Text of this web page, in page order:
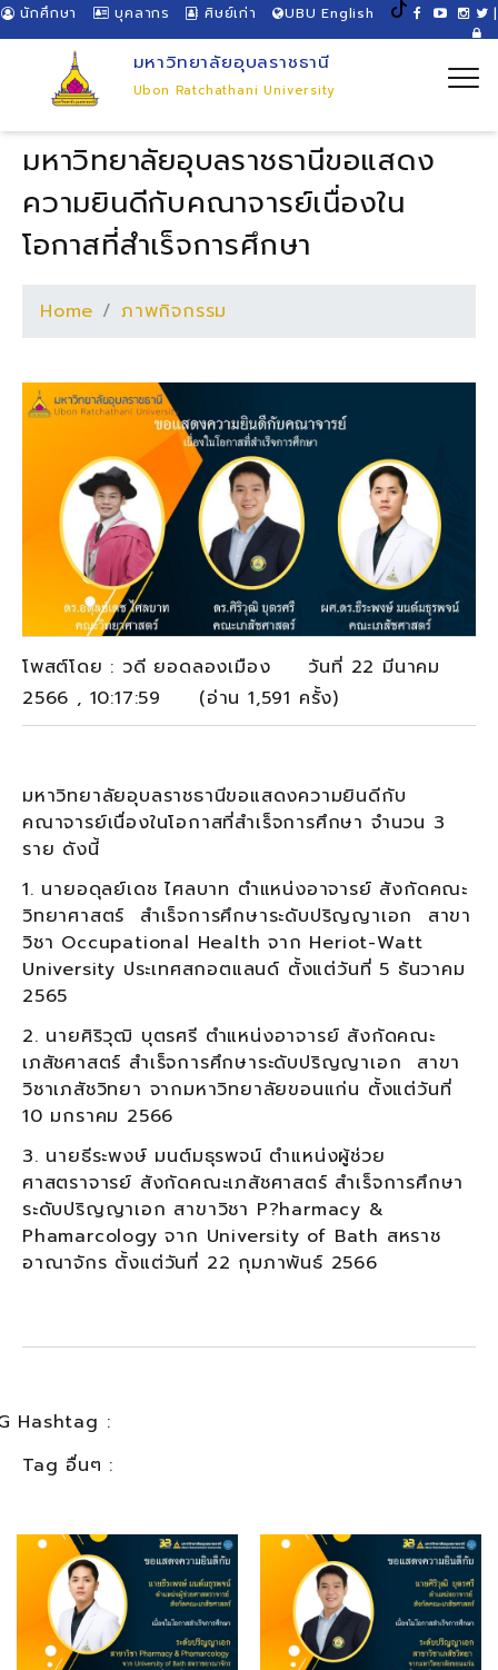
นักศึกษา บุคลากร ศิษย์เก่า UBU English |
มหาวิทยาลัยอุบลราชธานี
Ubon Ratchathani University
มหาวิทยาลัยอุบลราชธานีขอแสดง
ความยินดีกับคณาจารย์เนื่องใน
โอกาสที่สำเร็จการศึกษา
Home ภาพกิจกรรม
โพสต์โดย : วดี ยอดลองเมือง วันที่ 22 มีนาคม
2566 , 10:17:59 (อ่าน 1,591 ครั้ง)
มหาวิทยาลัยอุบลราชธานีขอแสดงความยินดีกับ
คณาจารย์เนื่องในโอกาสที่สำเร็จการศึกษา จำนวน 3
ราย ดังนี้
1. นายอดุลย์เดช ไศลบาท ตำแหน่งอาจารย์ สังกัดคณะ
วิทยาศาสตร์ สำเร็จการศึกษาระดับปริญญาเอก สาขา
วิชา Occupational Health จาก Heriot-Watt
University ประเทศสกอตแลนด์ ตั้งแต่วันที่ 5 ธันวาคม
2565
2. นายศิริวุฒิ บุตรศรี ตำแหน่งอาจารย์ สังกัดคณะ
เภสัชศาสตร์ สำเร็จการศึกษาระดับปริญญาเอก สาขา
วิชาเภสัชวิทยา จากมหาวิทยาลัยขอนแก่น ตั้งแต่วันที่
10 มกราคม 2566
3. นายธีระพงษ์ มนต์มธุรพจน์ ตำแหน่งผู้ช่วย
ศาสตราจารย์ สังกัดคณะเภสัชศาสตร์ สำเร็จการศึกษา
ระดับปริญญาเอก สาขาวิชา P?harmacy &
Phamarcology จาก University of Bath สหราช
อาณาจักร ตั้งแต่วันที่ 22 กุมภาพันธ์ 2566
Hashtag :
Tag อื่นๆ :